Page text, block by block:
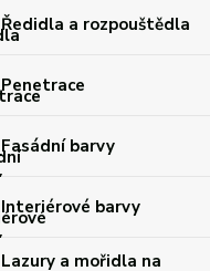
Ředidla a rozpouštědla
Penetrace
Fasádní barvy
Interiérové barvy
Lazury a mořidla na